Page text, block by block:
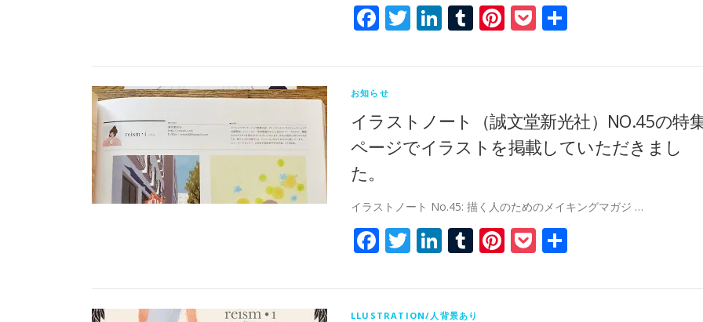
Facebook
Twitter
LinkedIn
Tumblr
Pinterest
Pocket
お知らせ
イラストノート（誠文堂新光社）NO.45の特
ページでイラストを掲載していただきまし
た。
イラストノート No.45: 描く人のためのメイキングマガジ …
Facebook
Twitter
LinkedIn
Tumblr
Pinterest
Pocket
LLUSTRATION/人背景あり